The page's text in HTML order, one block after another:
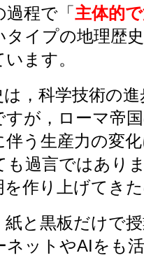
程で「 主体的
イプの地理歴
ます。
，科学技術の
が，ローマ帝
う生産力の変
も過言ではあり
を作り上げてき
と黒板だけで
ネットやAIをも